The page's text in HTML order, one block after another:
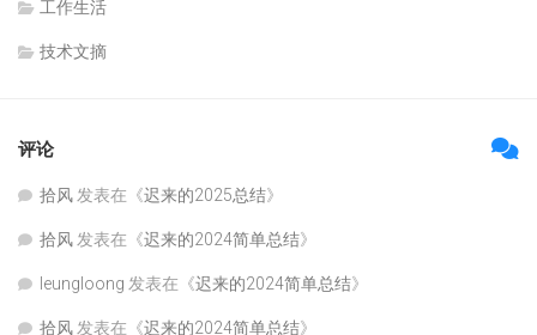
工作生活
技术文摘
评论
拾风 发表在《迟来的2025总结》
拾风 发表在《迟来的2024简单总结》
leungloong 发表在《迟来的2024简单总结》
拾风 发表在《迟来的2024简单总结》